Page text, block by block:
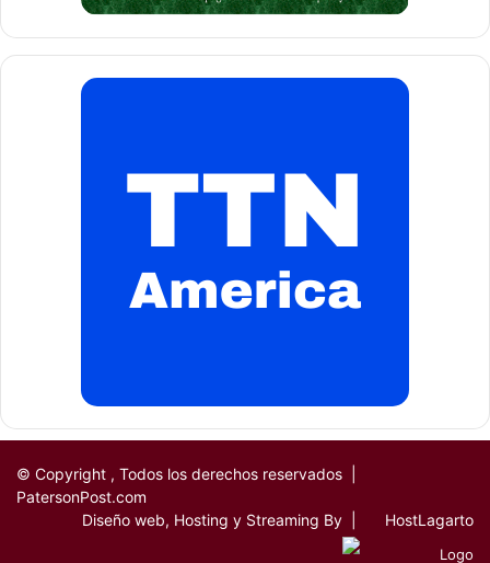
© Copyright , Todos los derechos reservados |
PatersonPost.com
Diseño web, Hosting y Streaming By |
HostLagarto